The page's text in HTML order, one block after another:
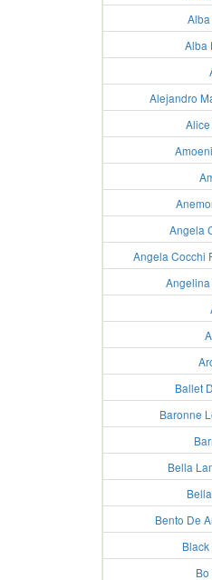
Alba
Alejandro
Angela
Angela Cocchi
Ballet
Baronne
Bella
Bento De